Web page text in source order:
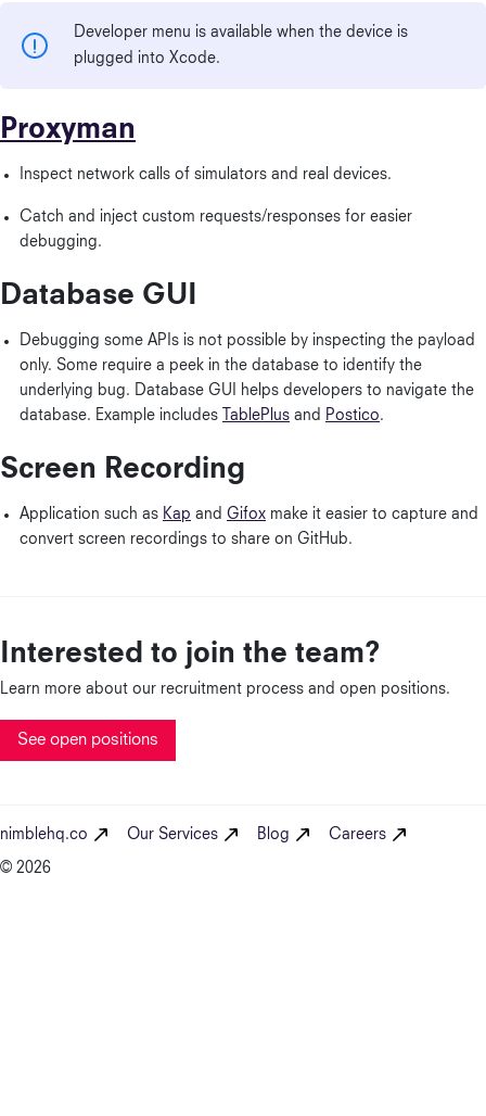
Developer menu is available when the device is
plugged into Xcode.
Proxyman
Inspect network calls of simulators and real devices.
Catch and inject custom requests/responses for easier
debugging.
Database GUI
Debugging some APIs is not possible by inspecting the payload
only. Some require a peek in the database to identify the
underlying bug. Database GUI helps developers to navigate the
database. Example includes
TablePlus and Postico.
Screen Recording
Application such as Kap and Gifox make it easier to capture and
convert screen recordings to share on GitHub.
Interested to join the team?
Learn more about our recruitment process and open positions.
See open positions
nimblehq.co Our Services Blog Careers
© 2026